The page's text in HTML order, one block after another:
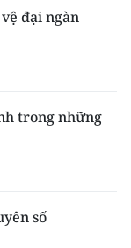
đại ngàn
trong những
số